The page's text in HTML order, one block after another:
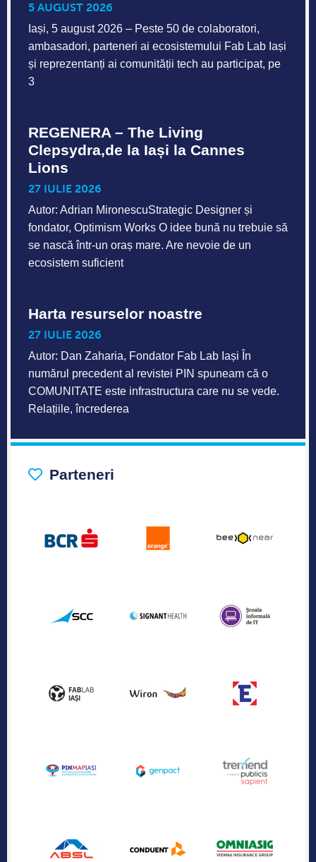
5 AUGUST 2026
Iași, 5 august 2026 – Peste 50 de colaboratori,
ambasadori, parteneri ai ecosistemului Fab Lab Iași
și reprezentanți ai comunității tech au participat, pe
3
REGENERA – The Living
Clepsydra,de la Iași la Cannes
Lions
27 IULIE 2026
Autor: Adrian MironescuStrategic Designer și
fondator, Optimism Works O idee bună nu trebuie să
se nască într-un oraș mare. Are nevoie de un
ecosistem suficient
Harta resurselor noastre
27 IULIE 2026
Autor: Dan Zaharia, Fondator Fab Lab Iași În
numărul precedent al revistei PIN spuneam că o
COMUNITATE este infrastructura care nu se vede.
Relațiile, încrederea
Parteneri